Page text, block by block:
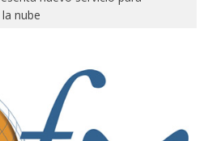
nube